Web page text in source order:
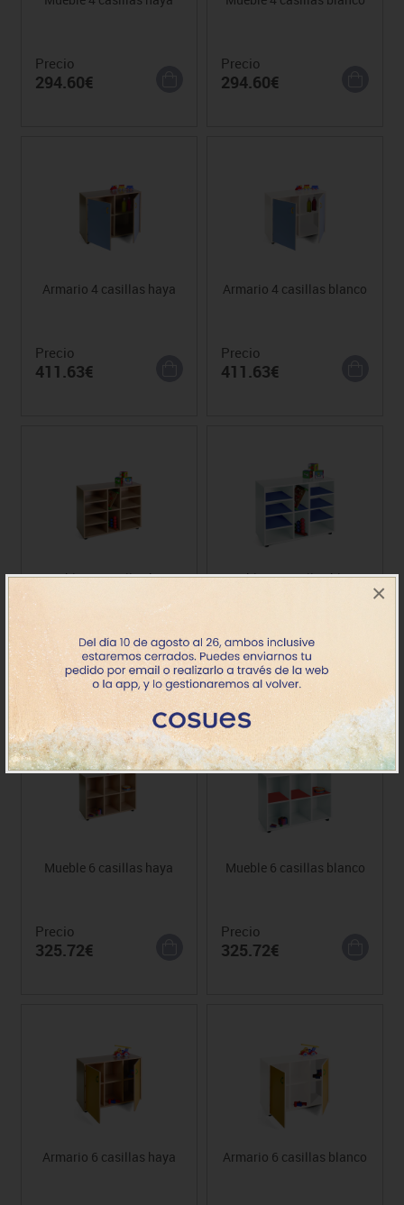
×
Precio
294.60€
Precio
294.60€
Armario 4 casillas haya
Precio
411.63€
Armario 4 casillas blanco
Precio
411.63€
Mueble 10 casillas haya
Precio
452.77€
Mueble 10 casillas blanco
Precio
452.77€
Mueble 6 casillas haya
Precio
325.72€
Mueble 6 casillas blanco
Precio
325.72€
Armario 6 casillas haya Armario 6 casillas blanco